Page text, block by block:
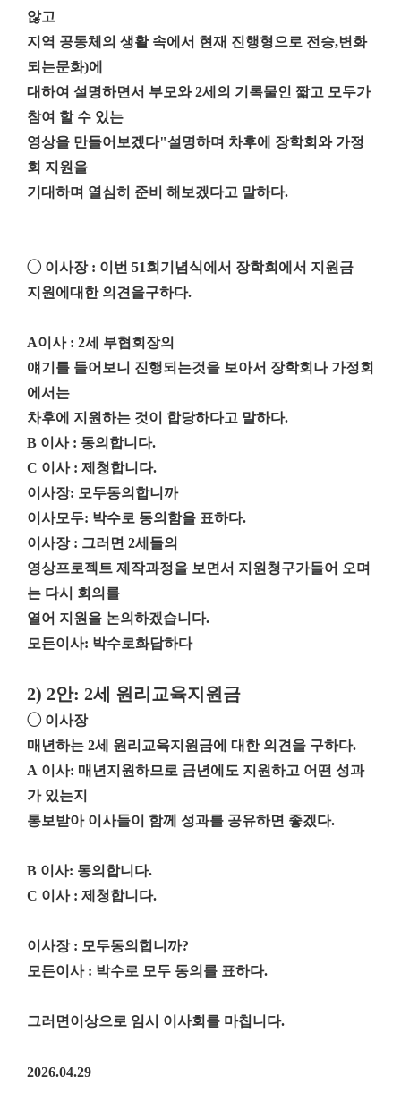
않고
지역 공동체의 생활 속에서 현재 진행형으로 전승,변화
되는문화)에
대하여 설명하면서 부모와2세의 기록물인 짧고 모두가
참여 할 수 있는
영상을 만들어보겠다"설명하며 차후에 장학회와 가정
회 지원을
기대하며 열심히 준비 해보겠다고 말하다.
◯ 이사장 : 이번 51회기념식에서 장학회에서 지원금
지원에대한 의견을구하다.
A이사 : 2세 부협회장의
얘기를 들어보니 진행되는것을 보아서 장학회나 가정회
에서는
차후에 지원하는 것이 합당하다고 말하다.
B 이사 : 동의합니다.
C 이사 : 제청합니다.
이사장: 모두동의합니까
이사모두: 박수로 동의함을 표하다.
이사장 : 그러면 2세들의
영상프로젝트 제작과정을 보면서 지원청구가들어 오며
는 다시 회의를
열어 지원을 논의하겠습니다.
모든이사: 박수로화답하다
2) 2안: 2세 원리교육지원금
◯ 이사장
매년하는 2세 원리교육지원금에 대한 의견을 구하다.
A 이사: 매년지원하므로 금년에도 지원하고 어떤 성과
가 있는지
통보받아 이사들이 함께 성과를 공유하면 좋겠다.
B 이사: 동의합니다.
C 이사 : 제청합니다.
이사장 : 모두동의힙니까?
모든이사 : 박수로 모두 동의를 표하다.
그러면이상으로 임시 이사회를 마칩니다.
2026.04.29